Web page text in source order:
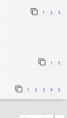
1 2 3
1 2
1 2 3 4 5